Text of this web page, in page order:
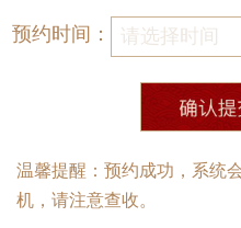
预约时间：
温馨提醒：预约成功，系统
机，请注意查收。